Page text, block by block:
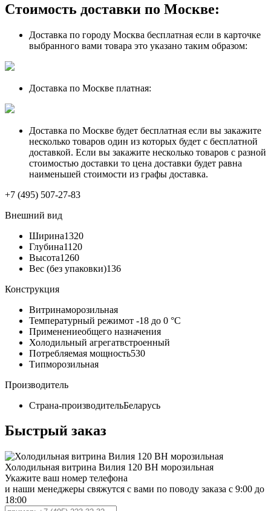
Стоимость доставки по Москве:
Доставка по городу Москва бесплатная если в карточке
выбранного вами товара это указано таким образом:
Доставка по Москве платная:
Доставка по Москве будет бесплатная если вы закажите
несколько товаров один из которых будет с бесплатной
доставкой. Если вы закажите несколько товаров с разной
стоимостью доставки то цена доставки будет равна
наименьшей стоимости из графы доставка.
+7 (495) 507-27-83
Внешний вид
Ширина1320
Глубина1120
Высота1260
Вес (без упаковки)136
Конструкция
Витринаморозильная
Температурный режимот -18 до 0 °C
Применениеобщего назначения
Холодильный агрегатвстроенный
Потребляемая мощность530
Типморозильная
Производитель
Страна-производительБеларусь
Быстрый заказ
Холодильная витрина Вилия 120 ВН морозильная
Укажите ваш номер телефона
и наши менеджеры свяжутся с вами по поводу заказа с 9:00 до
18:00